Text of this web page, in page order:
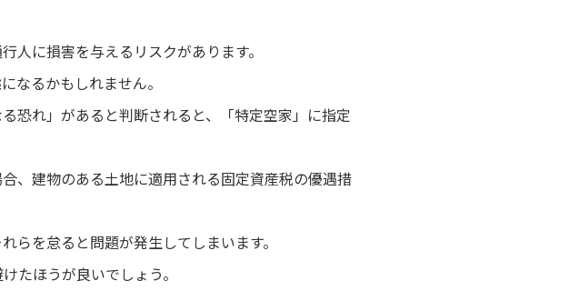
人に損害を与えるリスクがあります。
なるかもしれません。
恐れ」があると判断されると、「特定空家」に指定
、建物のある土地に適用される固定資産税の優遇措
らを怠ると問題が発生してしまいます。
たほうが良いでしょう。